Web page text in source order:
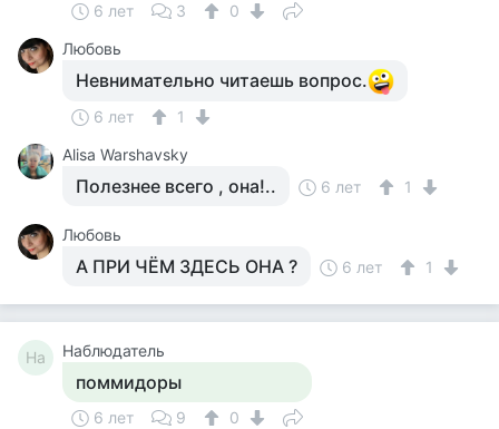
6 лет 3
0
Любовь
Невнимательно читаешь вопрос.
6 лет
1
Alisa Warshavsky
Полезнее всего , она!.. 6 лет 1
Любовь
А ПРИ ЧЁМ ЗДЕСЬ ОНА ? 6 лет 1
На Наблюдатель
поммидоры
6 лет 9
0